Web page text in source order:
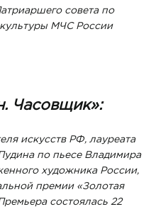
совета по
культуры МЧС России
Часовщик»:
искусств РФ, лауреата
по пьесе Владимира
художника России,
премии «Золотая
состоялась 22